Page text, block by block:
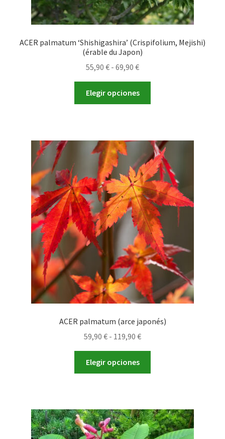
ACER palmatum ‘Shishigashira’ (Crispifolium, Mejishi)
(érable du Japon)
55,90 € - 69,90 €Rango
de
precios:
desde
69,90 €
Elegir opciones
Las
opciones
se
pueden
elegir
en
la
página
de
producto
ACER palmatum (arce japonés)
59,90 € - 119,90 €Rango
de
desde
119,90 €
Elegir opciones
variantes.
Las
opciones